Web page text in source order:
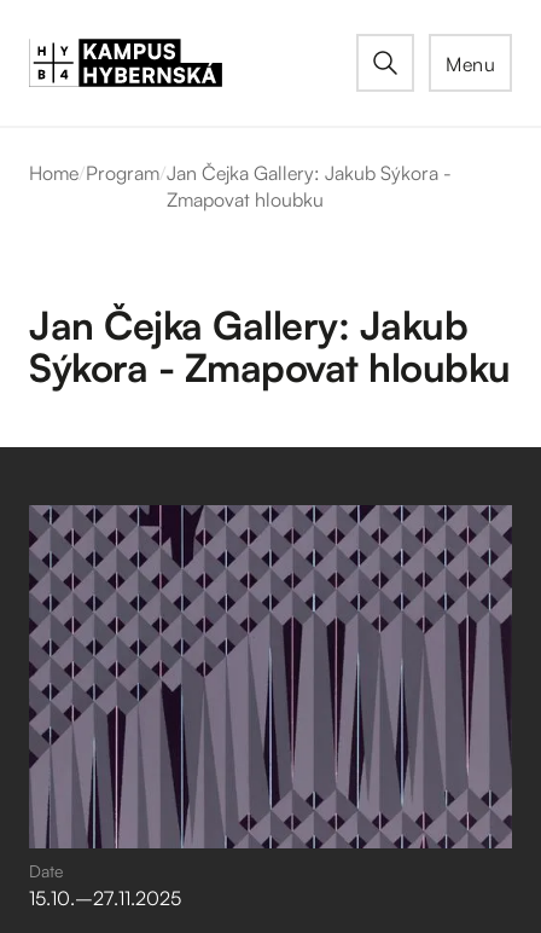
Menu
Home/Program/Jan Čejka Gallery: Jakub Sýkora -
Zmapovat hloubku
Jan Čejka Gallery: Jakub
Sýkora - Zmapovat hloubku
Date
15.10.–⁠27.11.2025